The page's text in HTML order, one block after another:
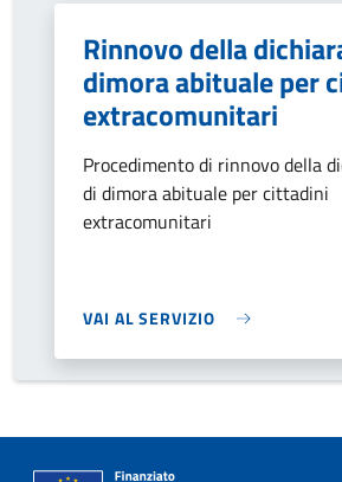
Rinnovo della
dimora abituale per
extracomunitari
Procedimento di rinnovo della
di dimora abituale per cittadini
extracomunitari
VAI AL SERVIZIO